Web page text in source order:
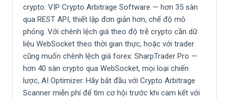
crypto: VIP Crypto Arbitrage Software — hơn 35 sàn
qua REST API, thiết lập đơn giản hơn, chế độ mô
phỏng. Với chênh lệch giá theo độ trễ crypto cần dữ
liệu WebSocket theo thời gian thực, hoặc với trader
cũng muốn chênh lệch giá forex: SharpTrader Pro —
hơn 40 sàn crypto qua WebSocket, mọi loại chiến
lược, AI Optimizer. Hãy bắt đầu với Crypto Arbitrage
Scanner miễn phí để tìm cơ hội trước khi cam kết với